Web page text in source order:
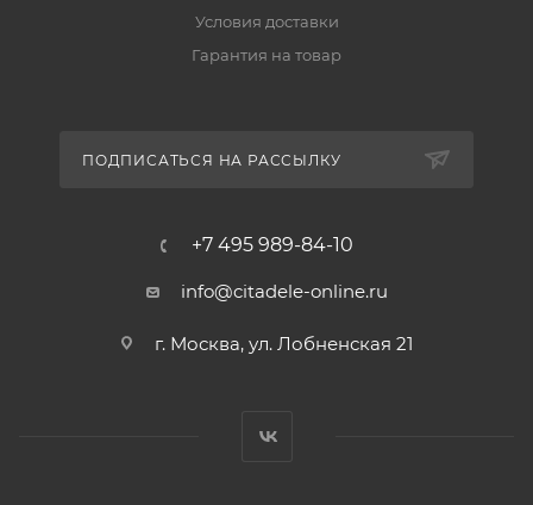
Условия доставки
Гарантия на товар
ПОДПИСАТЬСЯ НА РАССЫЛКУ
+7 495 989-84-10
info@citadele-online.ru
г. Москва, ул. Лобненская 21